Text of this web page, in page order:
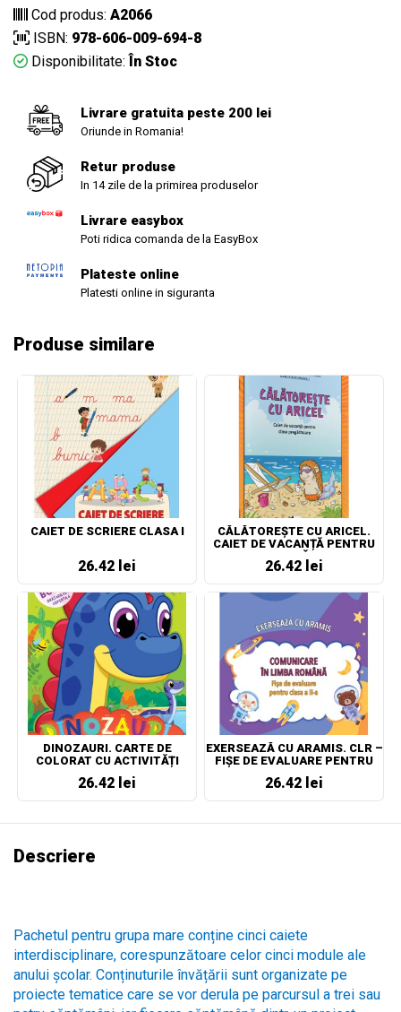
Cod produs: A2066
ISBN: 978-606-009-694-8
Disponibilitate: În Stoc
Livrare gratuita peste 200 lei
Oriunde in Romania!
Retur produse
In 14 zile de la primirea produselor
Livrare easybox
Poti ridica comanda de la EasyBox
Plateste online
Platesti online in siguranta
Produse similare
CAIET DE SCRIERE CLASA I
26.42 lei
CĂLĂTOREȘTE CU ARICEL.
CAIET DE VACANȚĂ PENTRU
CLASA PREGĂTITOARE
26.42 lei
DINOZAURI. CARTE DE
COLORAT CU ACTIVITĂȚI
26.42 lei
EXERSEAZĂ CU ARAMIS. CLR –
FIȘE DE EVALUARE PENTRU
26.42 lei
Descriere
Pachetul pentru grupa mare conține cinci caiete
interdisciplinare, corespunzătoare celor cinci module ale
anului școlar. Conținuturile învățării sunt organizate pe
proiecte tematice care se vor derula pe parcursul a trei sau